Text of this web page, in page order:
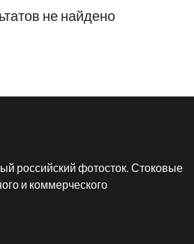
не найдено
российский фотосток. Стоковые
и коммерческого